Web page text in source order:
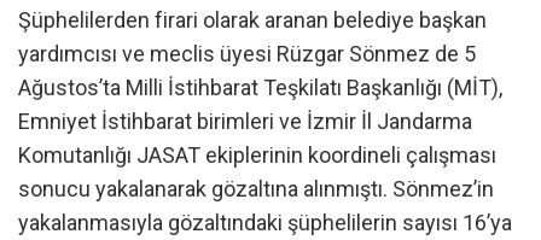
Şüphelilerden firari olarak aranan belediye başkan
yardımcısı ve meclis üyesi Rüzgar Sönmez de 5
Ağustos’ta Milli İstihbarat Teşkilatı Başkanlığı (MİT),
Emniyet İstihbarat birimleri ve İzmir İl Jandarma
Komutanlığı JASAT ekiplerinin koordineli çalışması
sonucu yakalanarak gözaltına alınmıştı. Sönmez’in
yakalanmasıyla gözaltındaki şüphelilerin sayısı 16’ya